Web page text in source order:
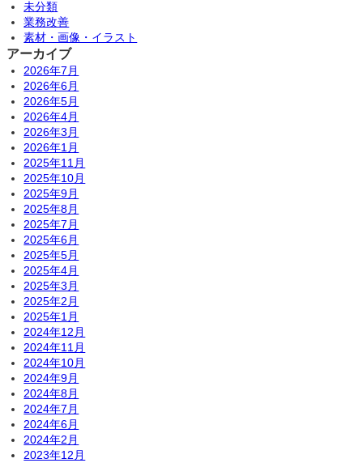
未分類
業務改善
素材・画像・イラスト
アーカイブ
2026年7月
2026年6月
2026年5月
2026年4月
2026年3月
2026年1月
2025年11月
2025年10月
2025年9月
2025年8月
2025年7月
2025年6月
2025年5月
2025年4月
2025年3月
2025年2月
2025年1月
2024年12月
2024年11月
2024年10月
2024年9月
2024年8月
2024年7月
2024年6月
2024年2月
2023年12月